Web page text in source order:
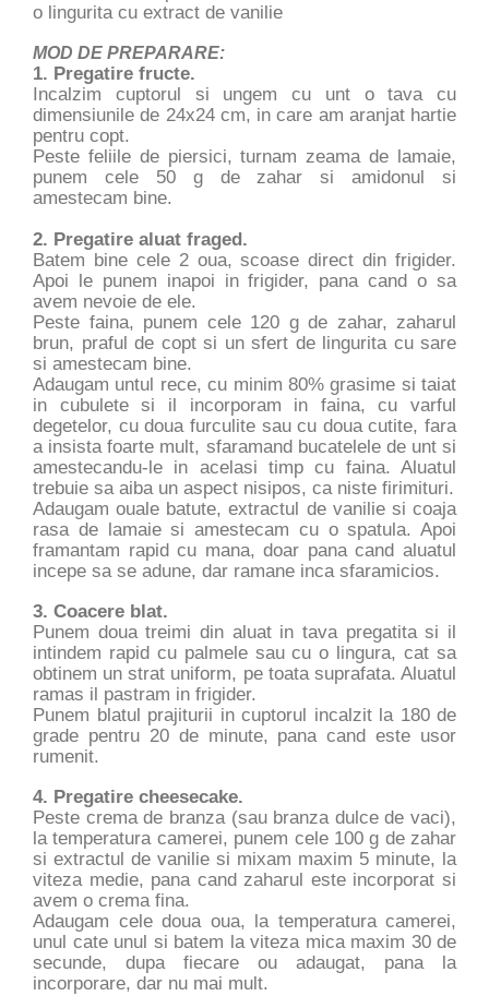
o lingurita cu extract de vanilie
MOD DE PREPARARE:
1. Pregatire fructe.
Incalzim cuptorul si ungem cu unt o tava cu
dimensiunile de 24x24 cm, in care am aranjat hartie
pentru copt.
Peste feliile de piersici, turnam zeama de lamaie,
punem cele 50 g de zahar si amidonul si
amestecam bine.
2. Pregatire aluat fraged.
Batem bine cele 2 oua, scoase direct din frigider.
Apoi le punem inapoi in frigider, pana cand o sa
avem nevoie de ele.
Peste faina, punem cele 120 g de zahar, zaharul
brun, praful de copt si un sfert de lingurita cu sare
si amestecam bine.
Adaugam untul rece, cu minim 80% grasime si taiat
in cubulete si il incorporam in faina, cu varful
degetelor, cu doua furculite sau cu doua cutite, fara
a insista foarte mult, sfaramand bucatelele de unt si
amestecandu-le in acelasi timp cu faina. Aluatul
trebuie sa aiba un aspect nisipos, ca niste firimituri.
Adaugam ouale batute, extractul de vanilie si coaja
rasa de lamaie si amestecam cu o spatula. Apoi
framantam rapid cu mana, doar pana cand aluatul
incepe sa se adune, dar ramane inca sfaramicios.
3. Coacere blat.
Punem doua treimi din aluat in tava pregatita si il
intindem rapid cu palmele sau cu o lingura, cat sa
obtinem un strat uniform, pe toata suprafata. Aluatul
ramas il pastram in frigider.
Punem blatul prajiturii in cuptorul incalzit la 180 de
grade pentru 20 de minute, pana cand este usor
rumenit.
4. Pregatire cheesecake.
Peste crema de branza (sau branza dulce de vaci),
la temperatura camerei, punem cele 100 g de zahar
si extractul de vanilie si mixam maxim 5 minute, la
viteza medie, pana cand zaharul este incorporat si
avem o crema fina.
Adaugam cele doua oua, la temperatura camerei,
unul cate unul si batem la viteza mica maxim 30 de
secunde, dupa fiecare ou adaugat, pana la
incorporare, dar nu mai mult.